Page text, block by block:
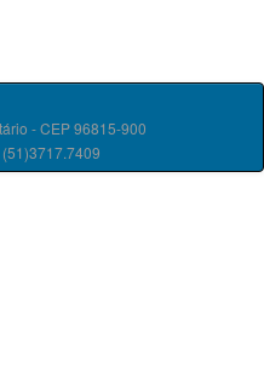
- CEP 96815-900